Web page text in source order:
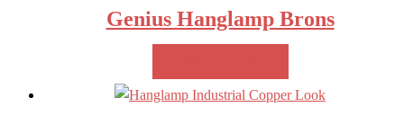
Genius Hanglamp Brons